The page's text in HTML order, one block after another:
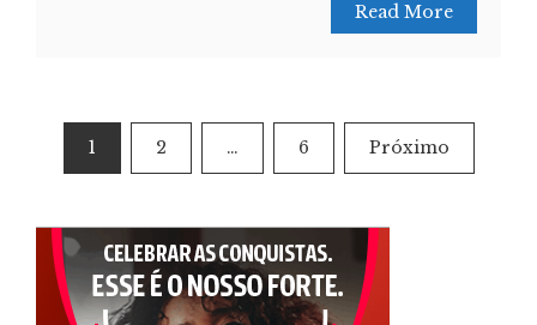
Read More
Paginação
de
posts
1 2 … 6 Próximo